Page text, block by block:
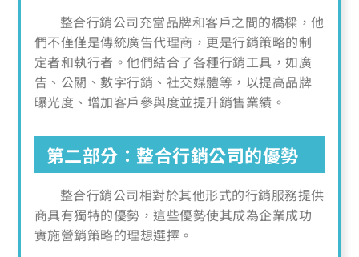
整合行銷公司充當品牌和客戶之間的橋樑，他
們不僅僅是傳統廣告代理商，更是行銷策略的制
定者和執行者。他們結合了各種行銷工具，如廣
告、公關、數字行銷、社交媒體等，以提高品牌
曝光度、增加客戶參與度並提升銷售業績。
第二部分：整合行銷公司的優勢
整合行銷公司相對於其他形式的行銷服務提供
商具有獨特的優勢，這些優勢使其成為企業成功
實施營銷策略的理想選擇。